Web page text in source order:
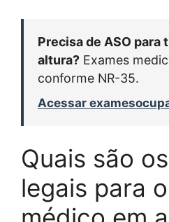
Precisa de ASO para
altura? Exames
conforme NR-35.
Acessar
Quais são
legais para